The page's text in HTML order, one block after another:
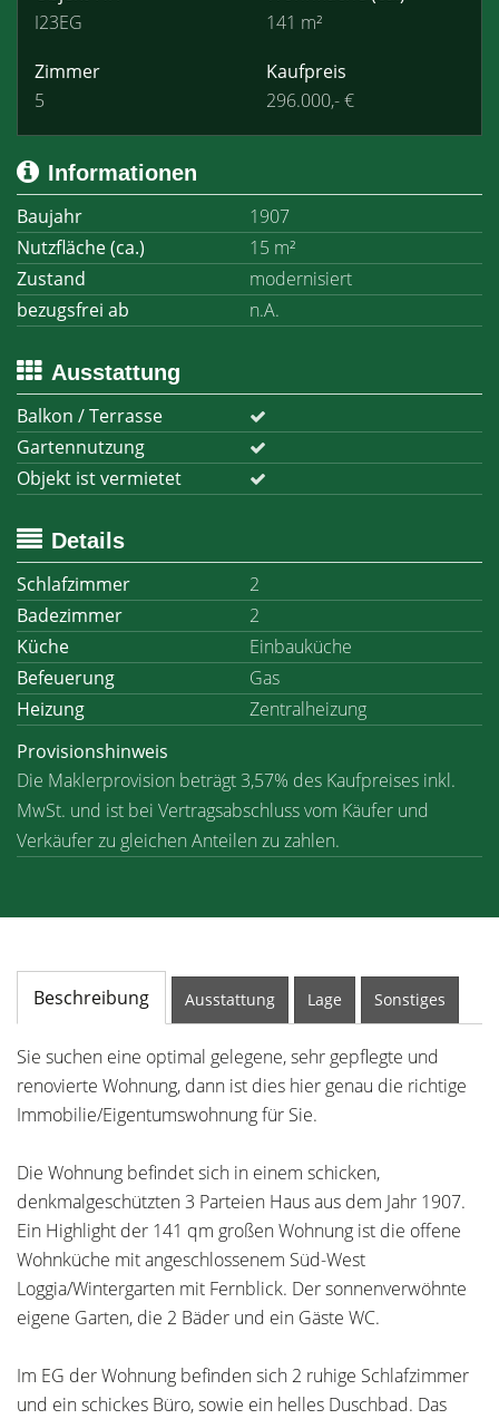
I23EG
141 m²
Zimmer
5
Kaufpreis
296.000,- €
Informationen
Baujahr
1907
Nutzfläche (ca.)
15 m²
Zustand
modernisiert
bezugsfrei ab
n.A.
Ausstattung
Balkon / Terrasse
Gartennutzung
Objekt ist vermietet
Details
Schlafzimmer
2
Badezimmer
2
Küche
Einbauküche
Befeuerung
Gas
Heizung
Zentralheizung
Provisionshinweis
Die Maklerprovision beträgt 3,57% des Kaufpreises inkl.
MwSt. und ist bei Vertragsabschluss vom Käufer und
Verkäufer zu gleichen Anteilen zu zahlen.
Beschreibung Ausstattung Lage Sonstiges
Sie suchen eine optimal gelegene, sehr gepflegte und
renovierte Wohnung, dann ist dies hier genau die richtige
Immobilie/Eigentumswohnung für Sie.
Die Wohnung befindet sich in einem schicken,
denkmalgeschützten 3 Parteien Haus aus dem Jahr 1907.
Ein Highlight der 141 qm großen Wohnung ist die offene
Wohnküche mit angeschlossenem Süd-West
Loggia/Wintergarten mit Fernblick. Der sonnenverwöhnte
eigene Garten, die 2 Bäder und ein Gäste WC.
Im EG der Wohnung befinden sich 2 ruhige Schlafzimmer
und ein schickes Büro, sowie ein helles Duschbad. Das